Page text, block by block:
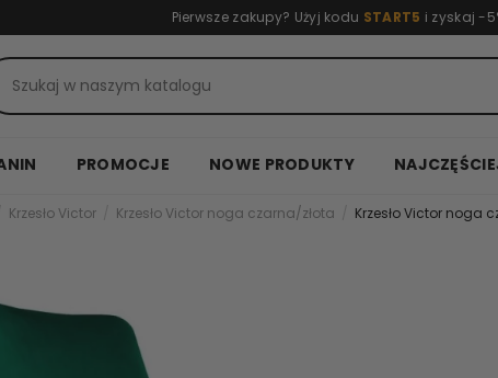
Pierwsze zakupy? Użyj kodu START5 i zyskaj -
PROMOCJE NOWE PRODUKTY
Krzesło Victor Krzesło Victor noga czarna/złota Krzesło Victor noga